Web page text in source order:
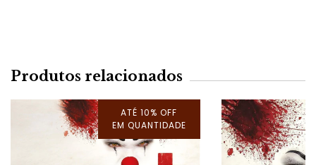
Produtos relacionados
ATÉ 10% OFF
EM QUANTIDADE